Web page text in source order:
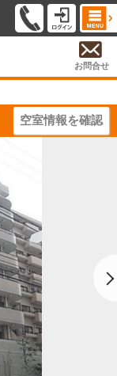
お問合せ
空室情報を確認